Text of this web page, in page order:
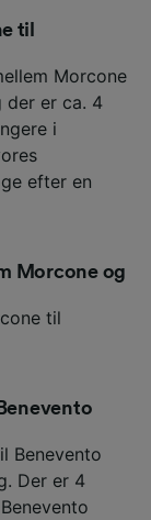
til
Morcone
der er ca. 4
i
efter en
Morcone og
til
Benevento
Der er 4